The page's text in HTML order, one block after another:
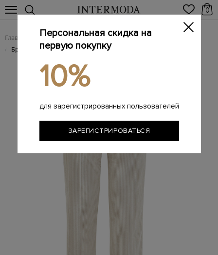
0
Главная Женщинам / Женская одежда / Женские брюки
/ Брюки-клеш из хлопкового вельвета с разрезами
Персональная скидка на
первую покупку
10%
для зарегистрированных пользователей
ЗАРЕГИСТРИРОВАТЬСЯ